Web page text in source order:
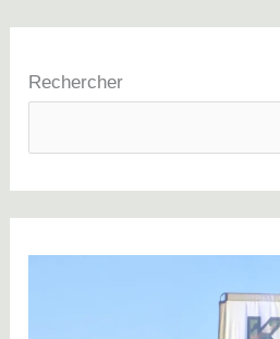
Rechercher